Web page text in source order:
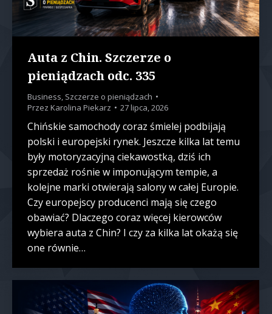
Auta z Chin. Szczerze o
pieniądzach odc. 335
Business, Szczerze o pieniądzach
Przez Karolina Piekarz 27 lipca, 2026
Chińskie samochody coraz śmielej podbijają
polski i europejski rynek. Jeszcze kilka lat temu
były motoryzacyjną ciekawostką, dziś ich
sprzedaż rośnie w imponującym tempie, a
kolejne marki otwierają salony w całej Europie.
Czy europejscy producenci mają się czego
obawiać? Dlaczego coraz więcej kierowców
wybiera auta z Chin? I czy za kilka lat okażą się
one równie…